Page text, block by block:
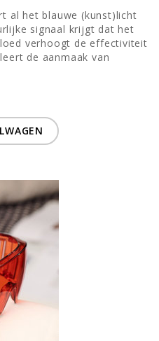
al het blauwe (kunst)licht
signaal krijgt dat het
verhoogt de effectiviteit
de aanmaak van